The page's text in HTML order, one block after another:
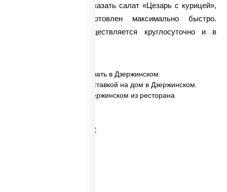
У нас всегда можно заказать салат «Цезарь с курицей»,
который будет приготовлен максимально быстро.
осуществляется круглосуточно и в
✅ Цезарь с курицей заказать в Дзержинском.
✅ Цезарь с курицей с доставкой на дом в Дзержинском.
✅ Цезарь с курицей в Дзержинском из ресторана
Категории товара: